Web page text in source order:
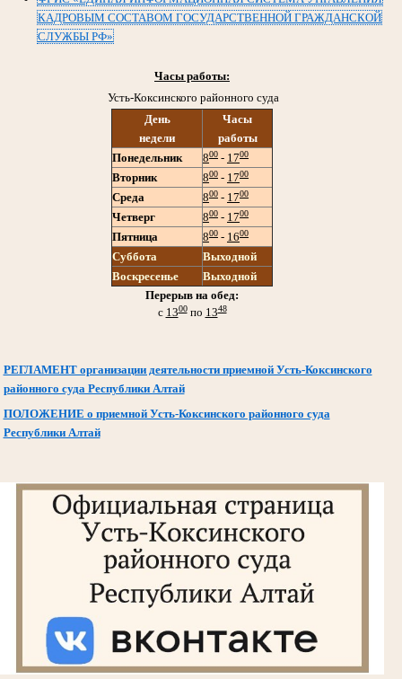
КАДРОВЫМ СОСТАВОМ ГОСУДАРСТВЕННОЙ ГРАЖДАНСКОЙ
СЛУЖБЫ РФ»
Часы работы:
Усть-Коксинского районного суда
День
недели
Часы
работы
Понедельник
800 - 1700
Вторник 800 - 1700
Среда 800 - 1700
Четверг 800 - 1700
Пятница 800 - 1600
Суббота
Выходной
Воскресенье
Выходной
Перерыв на обед:
с 1300по 1348
РЕГЛАМЕНТ организации деятельности приемной Усть-Коксинского
районного суда Республики Алтай
ПОЛОЖЕНИЕ о приемной Усть-Коксинского районного суда
Республики Алтай